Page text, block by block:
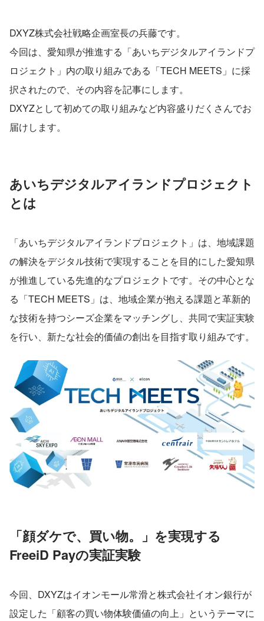
DXYZ株式会社戦略企画室長の兵藤です。
今回は、愛知県が推進する「あいちデジタルアイランドプ
ロジェクト」内の取り組みである「TECH MEETS」に採
択されたので、その内容を記事にします。
DXYZとして初めての取り組みなど内容盛りだくさんでお
届けします。
あいちデジタルアイランドプロジェクト
とは
「あいちデジタルアイランドプロジェクト」は、地域課題
の解決をデジタル技術で実現することを目的にした愛知県
が推進している先進的なプロジェクトです。その中心とな
る「TECH MEETS」は、地域企業が抱える課題と革新的
な技術を持つシーズ企業をマッチングし、共同で実証実験
を行い、新たな社会的価値の創出を目指す取り組みです。
「顔ダケで、買い物。」を実現する
FreeiD Payの実証実験
今回、DXYZはイオンモール常滑と株式会社イオン銀行が
設定した「顧客の買い物体験価値の向上」というテーマに